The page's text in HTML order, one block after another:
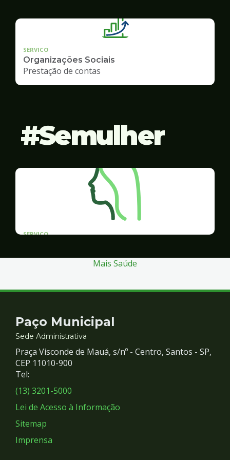
SERVICO
Organizações Sociais
Prestação de contas
Semulher
SERVICO
Mais Saúde
Contato
e
Redes
Sociais
Paço Municipal
Sede Administrativa
Praça Visconde de Mauá, s/nº - Centro, Santos - SP,
CEP 11010-900
Tel:
(13) 3201-5000
Lei de Acesso à Informação
Sitemap
Imprensa